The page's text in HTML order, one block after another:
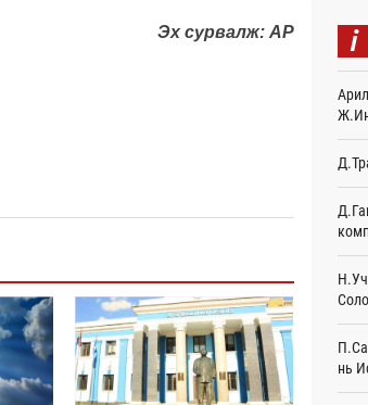
Эх сурвалж: AP
Энэ
i
нь